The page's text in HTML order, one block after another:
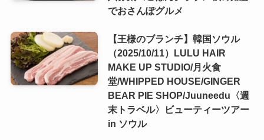
でおさんぽグルメ
【王様のブランチ】韓国ソウル
（2025/10/11）LULU HAIR
MAKE UP STUDIO/月火食
堂/WHIPPED HOUSE/GINGER
BEAR PIE SHOP/Juuneedu〈週
末トラベル〉ビューティーツアー
in ソウル